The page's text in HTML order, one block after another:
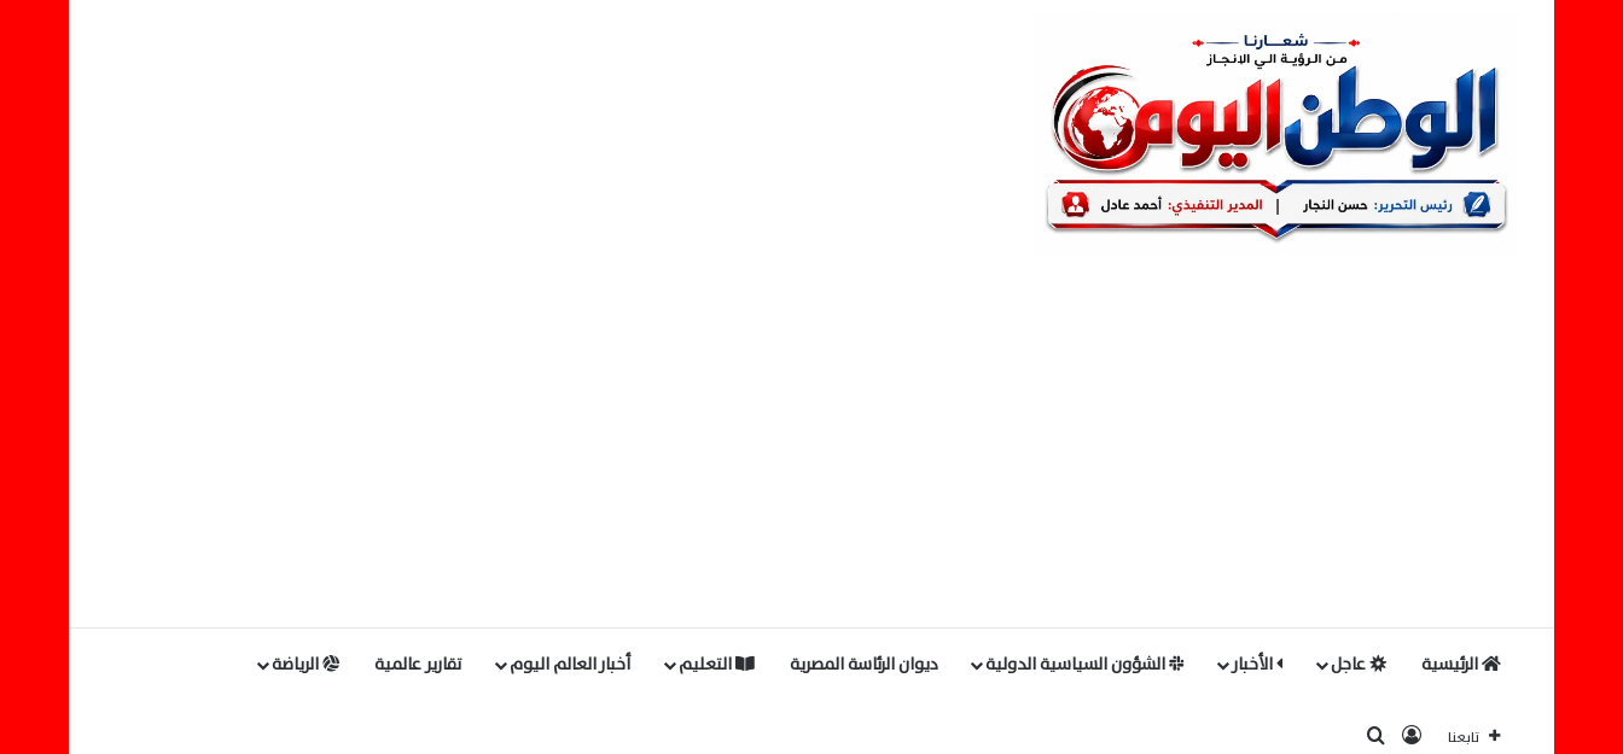
الرئيسية عاجل الأخبار الشؤون السياسية الدولية ديوان الرئاسة المصرية التعليم أخبار العالم اليوم تقارير عالمية الرياضة
تابعنا تسجيل الدخول